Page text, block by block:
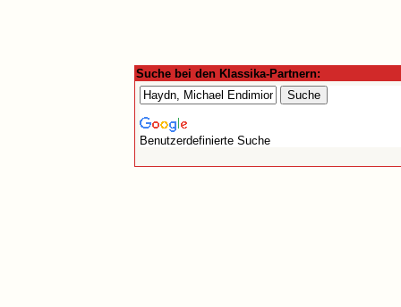
Suche bei den Klassika-Partnern:
Benutzerdefinierte Suche